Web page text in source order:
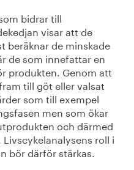
bidrar till
visar att de
beräknar de minskade
de som innefattar en
produkten. Genom att
till göt eller valsat
som till exempel
men som ökar
och därmed
roll i
bör därför stärkas.